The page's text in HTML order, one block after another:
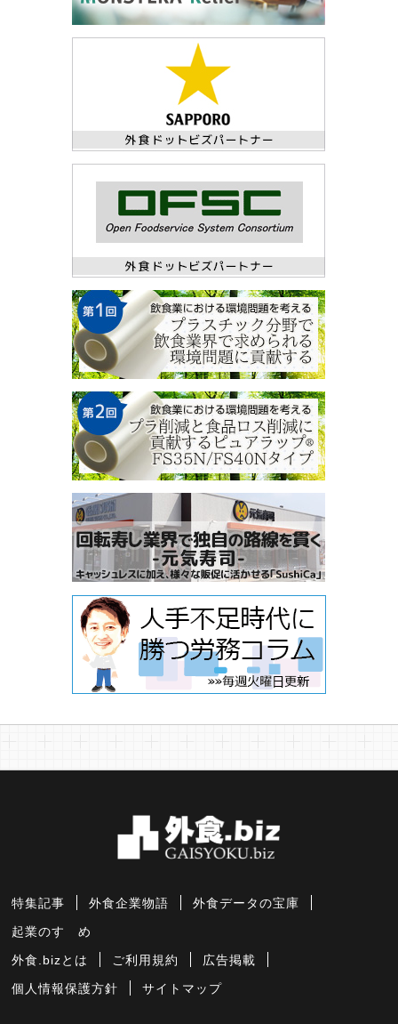
特集記事 外食企業物語 外食データの宝庫
起業のすゝめ
外食.bizとは ご利用規約 広告掲載
個人情報保護方針 サイトマップ